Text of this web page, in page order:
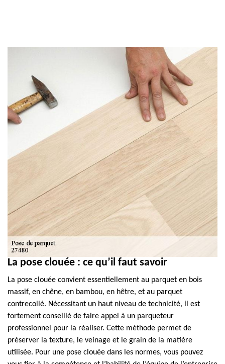
La pose clouée : ce qu’il faut savoir
La pose clouée convient essentiellement au parquet en bois
massif, en chêne, en bambou, en hêtre, et au parquet
contrecollé. Nécessitant un haut niveau de technicité, il est
fortement conseillé de faire appel à un parqueteur
professionnel pour la réaliser. Cette méthode permet de
préserver la texture, le veinage et le grain de la matière
utilisée. Pour une pose clouée dans les normes, vous pouvez